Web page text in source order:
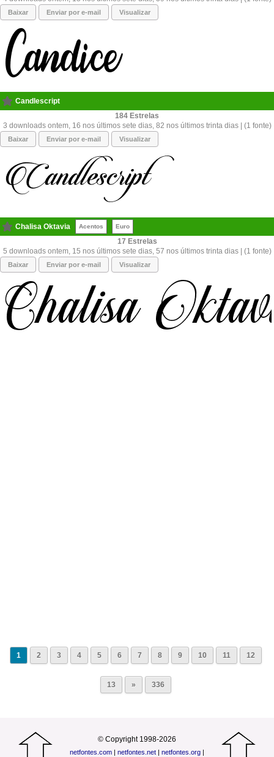
Baixar Enviar por e-mail Visualizar
Candlescript
184
3 downloads ontem, 16 nos últimos sete dias, 82 nos últimos trinta dias | (1 fonte)
Baixar Enviar por e-mail Visualizar
Chalisa Oktavia Acentos Euro
17
5 downloads ontem, 15 nos últimos sete dias, 57 nos últimos trinta dias | (1 fonte)
Baixar Enviar por e-mail Visualizar
1 2 3 4 5 6 7 8 9 10 11 12
13 » 336
© Copyright 1998-2026
netfontes.com | netfontes.net | netfontes.org |